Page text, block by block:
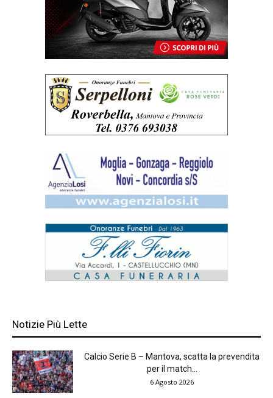
Notizie Più Lette
Calcio Serie B – Mantova, scatta la prevendita
per il match...
6 Agosto 2026